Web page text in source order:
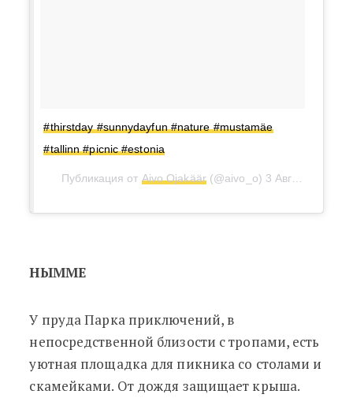
#thirstday #sunnydayfun #nature #mustamäe
#tallinn #picnic #estonia
Публикация от Aivo Ojakäär(@aivo_o) 3 Авг 2017 в 5:30 PDT
НЫММЕ
У пруда Парка приключений, в
непосредственной близости с тропами, есть
уютная площадка для пикника со столами и
скамейками. От дождя защищает крыша.